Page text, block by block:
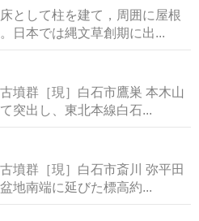
として柱を建て，周囲に屋根
日本では縄文草創期に出...
墳群［現］白石市鷹巣 本木山
突出し、東北本線白石...
墳群［現］白石市斎川 弥平田
地南端に延びた標高約...